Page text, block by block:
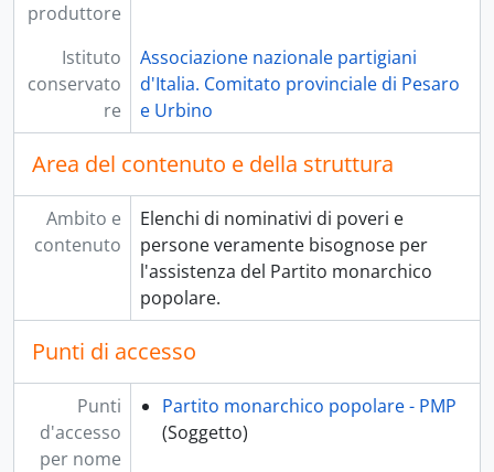
produttore
Istituto
conservato
re
Associazione nazionale partigiani
d'Italia. Comitato provinciale di Pesaro
e Urbino
Area del contenuto e della struttura
Ambito e
contenuto
Elenchi di nominativi di poveri e
persone veramente bisognose per
l'assistenza del Partito monarchico
popolare.
Punti di accesso
Punti
d'accesso
per nome
Partito monarchico popolare - PMP
(Soggetto)